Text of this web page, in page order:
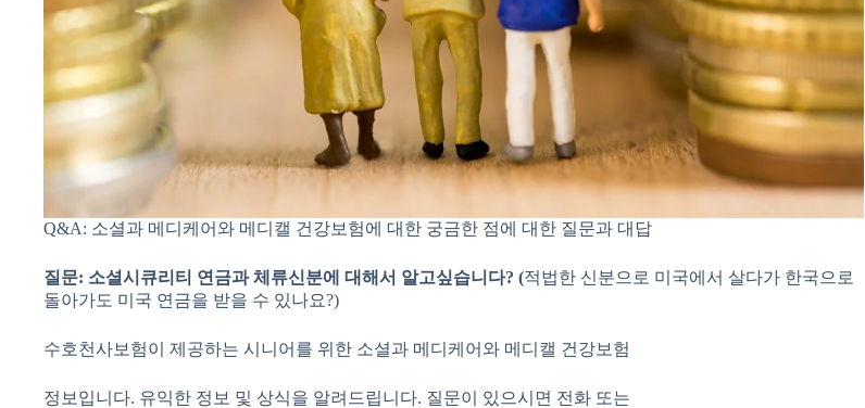
Q&A: 소셜과 메디케어와 메디캘 건강보험에 대한 궁금한 점에 대한 질문과 대답
질문: 소셜시큐리티 연금과 체류신분에 대해서 알고싶습니다? (적법한 신분으로 미국에서 살다가 한국으로
돌아가도 미국 연금을 받을 수 있나요?)
수호천사보험이 제공하는 시니어를 위한 소셜과 메디케어와 메디캘 건강보험
정보입니다. 유익한 정보 및 상식을 알려드립니다. 질문이 있으시면 전화 또는